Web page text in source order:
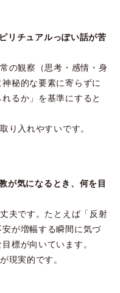
リチュアルっぽい話が苦
の観察（思考・感情・身
秘的な要素に寄らずに
るか」を基準にすると
り入れやすいです。
が気になるとき、何を目
夫です。たとえば「反射
が増幅する瞬間に気づ
標が向いています。
現実的です。